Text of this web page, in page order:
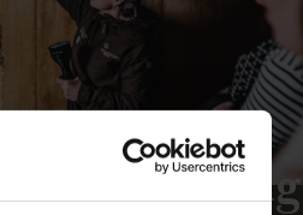
Ringkøbing